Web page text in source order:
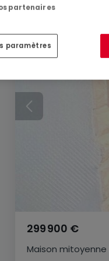
Maison mitoyenne
299 900 €
partenaires
paramètres